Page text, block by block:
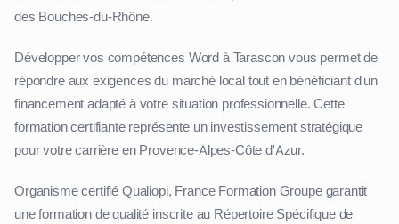
des Bouches-du-Rhône.
Développer vos compétences Word à Tarascon vous permet de
répondre aux exigences du marché local tout en bénéficiant d'un
financement adapté à votre situation professionnelle. Cette
formation certifiante représente un investissement stratégique
pour votre carrière en Provence-Alpes-Côte d'Azur.
Organisme certifié Qualiopi, France Formation Groupe garantit
une formation de qualité inscrite au Répertoire Spécifique de